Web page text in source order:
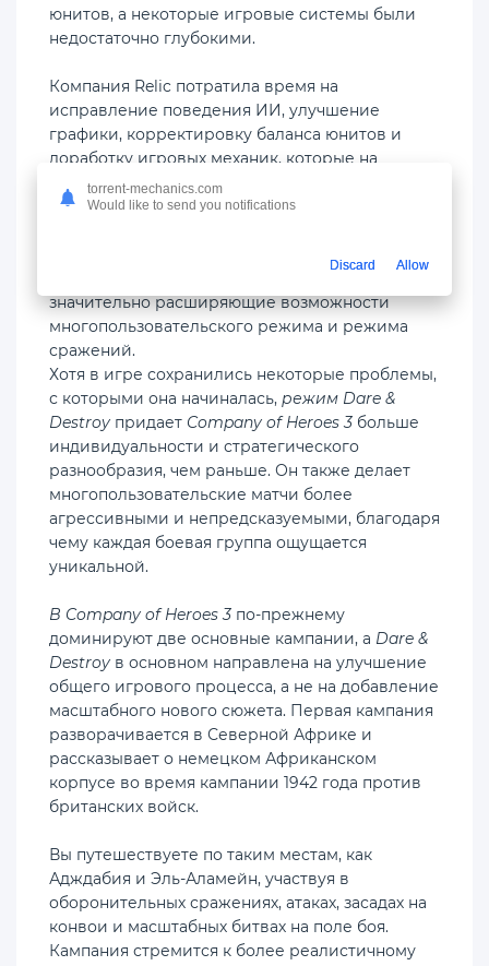
юнитов, а некоторые игровые системы были
недостаточно глубокими.
Компания Relic потратила время на
исправление поведения ИИ, улучшение
графики, корректировку баланса юнитов и
доработку игровых механик, которые на
момент релиза казались недоработанными.
Выход дополненияDare & Destroy
значительно расширяющие возможности
многопользовательского режима и режима
сражений.
Хотя в игре сохранились некоторые проблемы,
с которыми она начиналась, режим Dare &
Destroy придает Company of Heroes 3 больше
индивидуальности и стратегического
разнообразия, чем раньше. Он также делает
многопользовательские матчи более
агрессивными и непредсказуемыми, благодаря
чему каждая боевая группа ощущается
уникальной.
В Company of Heroes 3 по-прежнему
доминируют две основные кампании, а Dare &
Destroy в основном направлена ​​на улучшение
общего игрового процесса, а не на добавление
масштабного нового сюжета. Первая кампания
разворачивается в Северной Африке и
рассказывает о немецком Африканском
корпусе во время кампании 1942 года против
британских войск.
Вы путешествуете по таким местам, как
Адждабия и Эль-Аламейн, участвуя в
оборонительных сражениях, атаках, засадах на
конвои и масштабных битвах на поле боя.
Кампания стремится к более реалистичному
torrent-mechanics.com
Would like to send you notifications
Discard Allow